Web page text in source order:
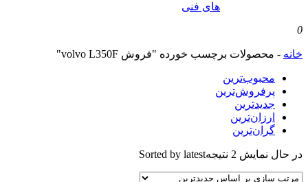
های فنی
0
خانه - محصولات برچسب خورده "فروش volvo L350F"
محبوب‌ترین
پرفروش‌ترین
جدیدترین
ارزان‌ترین
گران‌ترین
در حال نمایش 2 نتیجه Sorted by latest